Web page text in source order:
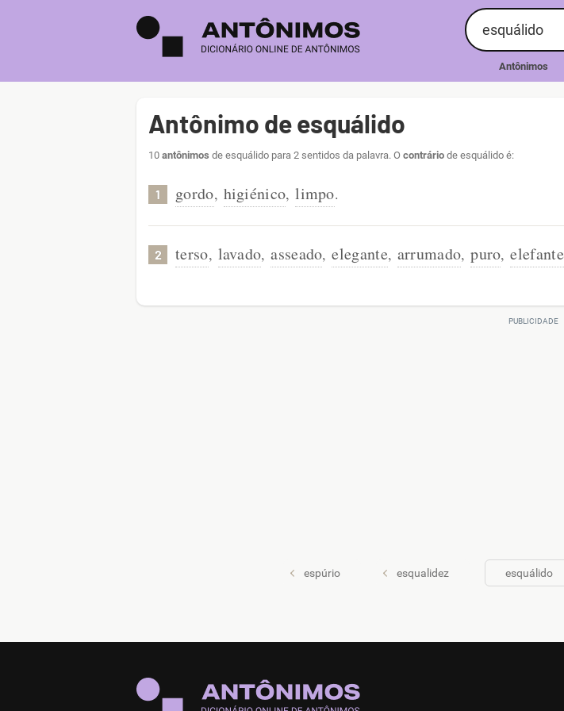
Antônimos
Antônimo de esquálido
10 antônimos de esquálido para 2 sentidos da palavra. O contrário de esquálido é:
1 gordo, higiénico, limpo.
2 terso, lavado, asseado, elegante, arrumado, puro, elefante
espúrio esqualidez esquálido